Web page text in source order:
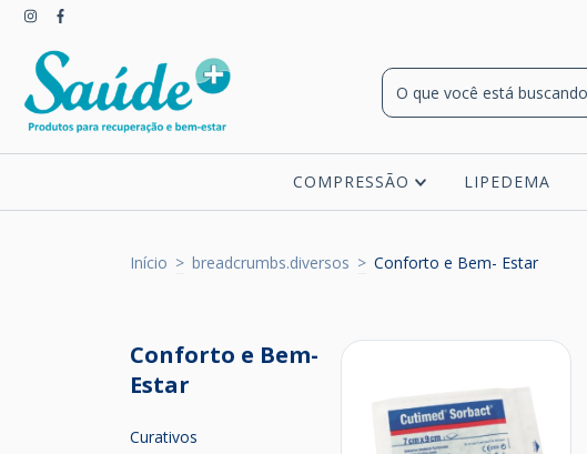
COMPRESSÃO LIPEDEMA
Início > breadcrumbs.diversos > Conforto e Bem- Estar
Conforto e Bem-
Estar
Curativos